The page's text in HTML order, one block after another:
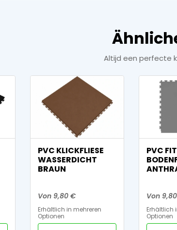
Altijd een perfecte
PVC KLICKFLIESE
WASSERDICHT
BRAUN
Von 9,80 €
Erhältlich in mehreren
Optionen
PVC
Von
Erhältlich
Optionen